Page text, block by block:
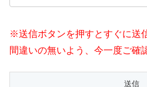
※送信ボタンを押すとすぐに送
間違いの無いよう、今一度ご確